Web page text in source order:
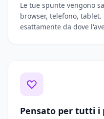
Le tue spunte vengono
browser, telefono,
esattamente da dove
Pensato per tutti i